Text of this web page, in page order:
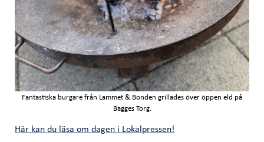
Fantastiska burgare från Lammet & Bonden grillades över öppen eld på
Bagges Torg.
Här kan du läsa om dagen i Lokalpressen!